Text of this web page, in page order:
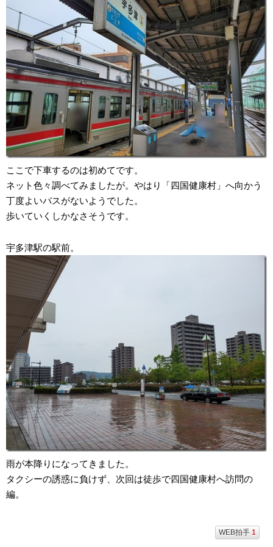
ここで下車するのは初めてです。
ネット色々調べてみましたが。やはり「四国健康村」へ向かう
丁度よいバスがないようでした。
歩いていくしかなさそうです。
宇多津駅の駅前。
雨が本降りになってきました。
タクシーの誘惑に負けず、次回は徒歩で四国健康村へ訪問の
編。
WEB拍手 1